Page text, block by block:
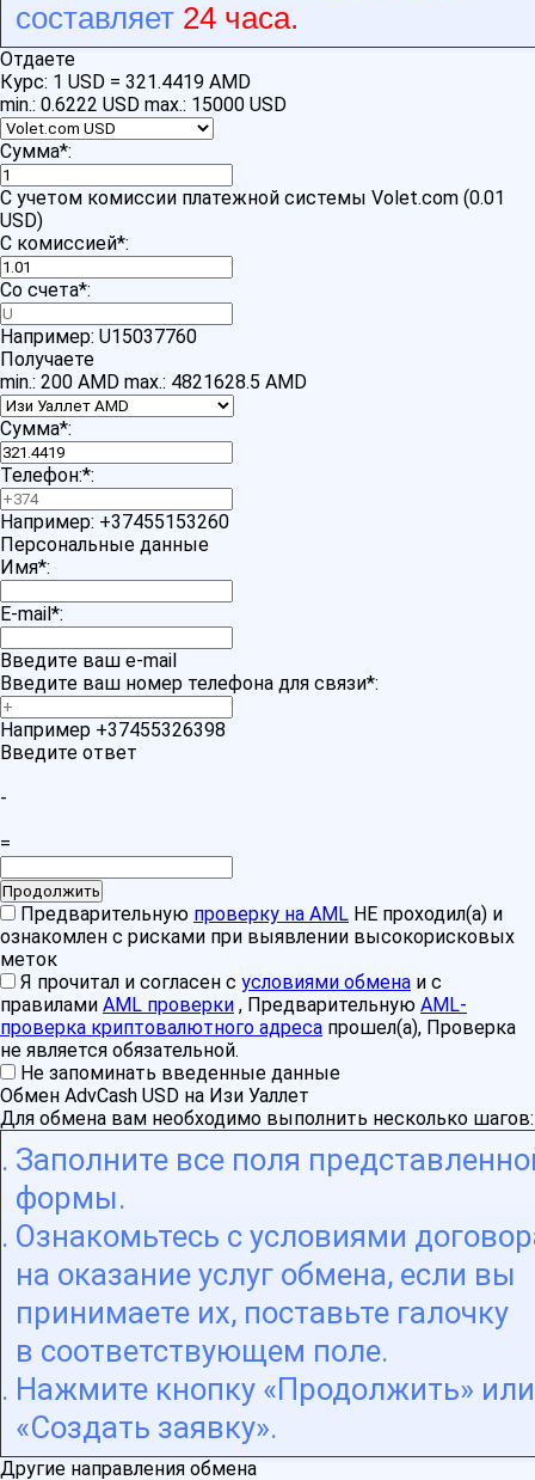
составляет 24 часа.
Отдаете
Курс: 1 USD = 321.4419 AMD
min.: 0.6222 USD max.: 15000 USD
Сумма*:
С учетом комиссии платежной системы Volet.com (0.01
USD)
С комиссией*:
Со счета*:
Например: U15037760
Получаете
min.: 200 AMD max.: 4821628.5 AMD
Сумма*:
Телефон:*:
Например: +37455153260
Персональные данные
Имя*:
E-mail*:
Введите ваш e-mail
Введите ваш номер телефона для связи*:
Например +37455326398
Введите ответ
-
=
Предварительную проверку на AML НЕ проходил(а) и
ознакомлен с рисками при выявлении высокорисковых
меток
Я прочитал и согласен с условиями обмена и с
правилами AML проверки , Предварительную AML-
проверка криптовалютного адреса прошел(а), Проверка
не является обязательной.
Не запоминать введенные данные
Обмен AdvCash USD на Изи Уаллет
Для обмена вам необходимо выполнить несколько шагов:
Заполните все поля
формы.
Ознакомьтесь с условиями
на оказание услуг обмена, если вы
принимаете их, поставьте галочку
в соответствующем поле.
Нажмите кнопку «Продолжить» или
«Создать заявку».
Другие направления обмена